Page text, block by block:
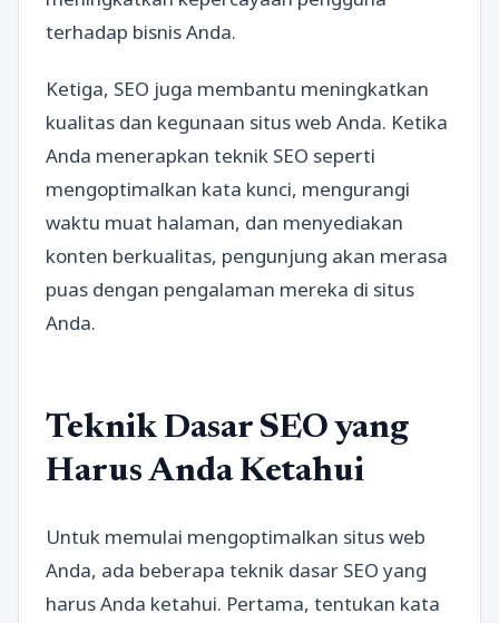
terhadap bisnis Anda.
Ketiga, SEO juga membantu meningkatkan
kualitas dan kegunaan situs web Anda. Ketika
Anda menerapkan teknik SEO seperti
mengoptimalkan kata kunci, mengurangi
waktu muat halaman, dan menyediakan
konten berkualitas, pengunjung akan merasa
puas dengan pengalaman mereka di situs
Anda.
Teknik Dasar SEO yang
Harus Anda Ketahui
Untuk memulai mengoptimalkan situs web
Anda, ada beberapa teknik dasar SEO yang
harus Anda ketahui. Pertama, tentukan kata